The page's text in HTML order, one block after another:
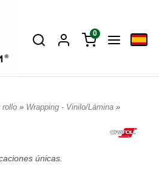
0
rollo » Wrapping - Vinilo/Lámina »
únicas.